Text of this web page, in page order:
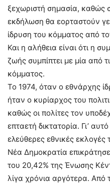
ξεχωριστή σημασία, καθώς
εκδήλωση θα εορταστούν
ίδρυση του κόμματος από
Και η αλήθεια είναι ότι η
ζωής συμπίπτει με μία από
κόμματος.
Το 1974, όταν ο εθνάρχης
ήταν ο κυρίαρχος του
καθώς οι πολίτες τον
επταετή δικτατορία. Γι’
ελεύθερες εθνικές
Νέα Δημοκρατία
του 20,42% της Ένωσης
λίγα χρόνια αργότερα. Από